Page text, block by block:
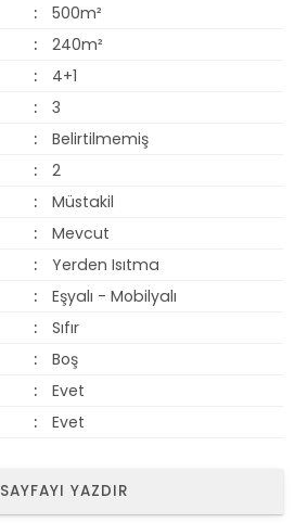
500m²
240m²
4+1
3
Belirtilmemiş
2
Müstakil
Mevcut
Yerden Isıtma
Eşyalı - Mobilyalı
Sıfır
Boş
Evet
Evet
SAYFAYI YAZDIR